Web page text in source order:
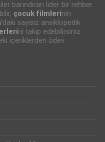
barındıran lider bir rehber
çocuk filmlerinin
’daki sayısız ansiklopedik
ni takip edebilirsiniz.
içeriklerden ödev